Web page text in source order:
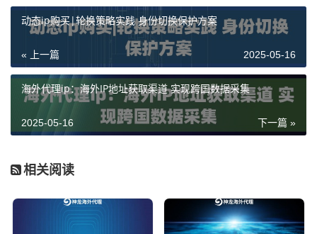
比价购物 显示本地价格 获取目标地区报价
频繁被封
三步教你玩转在线代理
首先得找个靠谱的服务商，这事儿可不能贪便宜。有些
能暗藏猫腻。选服务重点看
动态ip购买|轮换策略实践 身份切换保护方案
« 上一篇 2025-05-16
海外代理ip：海外IP地址获取渠道 实现跨国数据采集
下一篇 »
2025-05-16
相关阅读